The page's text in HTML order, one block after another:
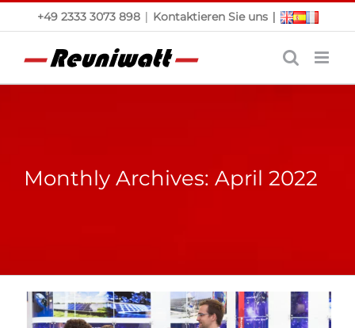
Skip
+49 2333 3073 898 | Kontaktieren Sie uns|
Monthly Archives: April 2022